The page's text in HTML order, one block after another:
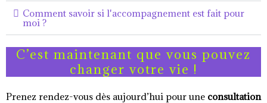
Comment savoir si l'accompagnement est fait pour
moi ?
C’est maintenant que vous pouvez
changer votre vie !
Prenez rendez-vous dès aujourd’hui pour une consultation